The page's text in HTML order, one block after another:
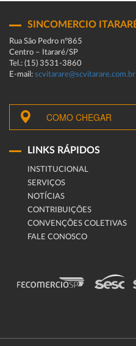
SINCOMERCIO
Rua São Pedro n°865
Centro – Itararé/SP
Tel.: (15) 3531-3860
E-mail: scvitarare@scvitarare.com.br
COMO CHEGAR
LINKS RÁPIDOS
INSTITUCIONAL
SERVIÇOS
NOTÍCIAS
CONTRIBUIÇÕES
CONVENÇÕES COLETIVAS
FALE CONOSCO